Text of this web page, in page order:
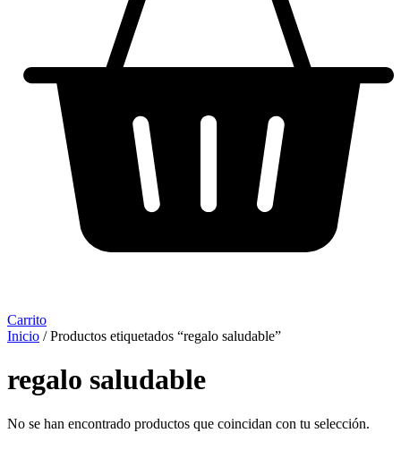
Carrito
Inicio / Productos etiquetados “regalo saludable”
regalo saludable
No se han encontrado productos que coincidan con tu selección.